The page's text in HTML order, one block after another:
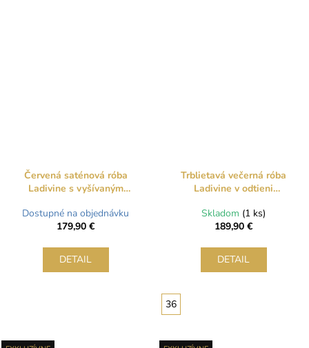
Červená saténová róba
Ladivine s vyšívaným
Dostupné na objednávku
179,90 €
DETAIL
Trblietavá večerná róba
Ladivine v odtieni
korzetom a šnurovaním
Skladom (1 ks)
189,90 €
DETAIL
36